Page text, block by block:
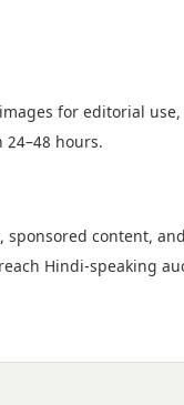
for editorial
hours.
content,
Hindi-speaking